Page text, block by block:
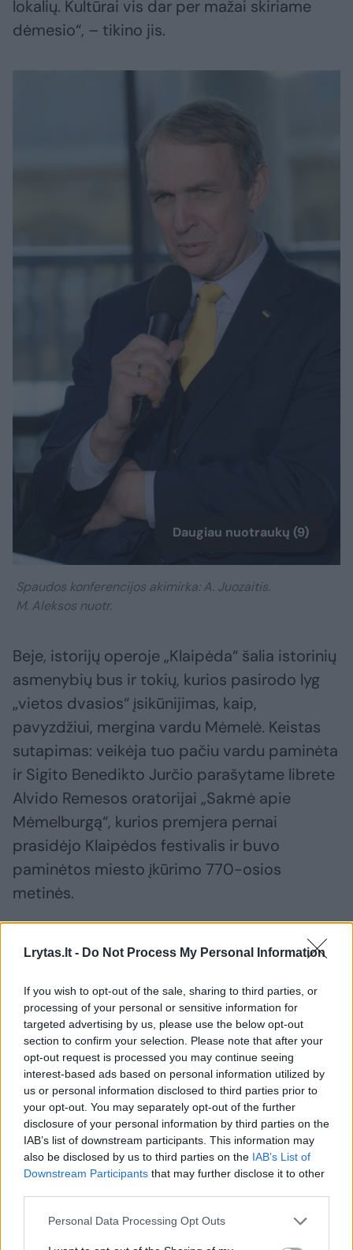
Lrytas.lt - Do Not Process My Personal Information
If you wish to opt-out of the sale, sharing to third parties, or
processing of your personal or sensitive information for
targeted advertising by us, please use the below opt-out
section to confirm your selection. Please note that after your
opt-out request is processed you may continue seeing
interest-based ads based on personal information utilized by
us or personal information disclosed to third parties prior to
your opt-out. You may separately opt-out of the further
disclosure of your personal information by third parties on the
IAB’s list of downstream participants. This information may
also be disclosed by us to third parties on the IAB’s List of
Downstream Participants that may further disclose it to other
Personal Data Processing Opt Outs
lokalių. Kultūrai vis dar per mažai skiriame
dėmesio“, – tikino jis.
Daugiau nuotraukų (9)
Spaudos konferencijos akimirka: A. Juozaitis.
M. Aleksos nuotr.
Beje, istorijų operoje „Klaipėda“ šalia istorinių
asmenybių bus ir tokių, kurios pasirodo lyg
„vietos dvasios“ įsikūnijimas, kaip,
pavyzdžiui, mergina vardu Mėmelė. Keistas
sutapimas: veikėja tuo pačiu vardu paminėta
ir Sigito Benedikto Jurčio parašytame librete
Alvido Remesos oratorijai „Sakmė apie
Mėmelburgą“, kurios premjera pernai
prasidėjo Klaipėdos festivalis ir buvo
paminėtos miesto įkūrimo 770-osios
metinės.
Pirmajame istorijų operos „Klaipėda“ veiksme
gausaus kūrinio veikėjų būrio. Tarp jų – tokios
žinomos Mažosios Lietuvos istorinės
asmenybės kaip spaustuvininkas Martynas
Jankus ir jo duktė, evangelikų kunigas Vilius
Gaigalaitis, iš Didžiosios Lietuvos atvykęs
buvęs knygnešys, žvalgybininkas Jonas
Polovinskas-Budrys, rašytoja Ėvė Simonait
(Ieva Simonaitytė).